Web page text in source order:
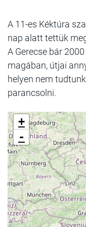
A 11-es Kéktúra
nap alatt tettük
A Gerecse bár
magában, útjai
helyen nem
parancsolni.
+
-